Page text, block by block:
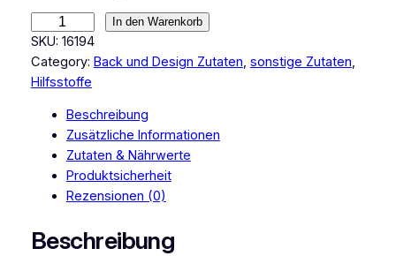
M
B
a
k
In den Warenkorb
SKU: 16194
Category: Back und Design Zutaten, sonstige Zutaten
Hilfsstoffe
Beschreibung
Zusätzliche Informationen
Zutaten & Nährwerte
Produktsicherheit
Rezensionen (0)
Beschreibung